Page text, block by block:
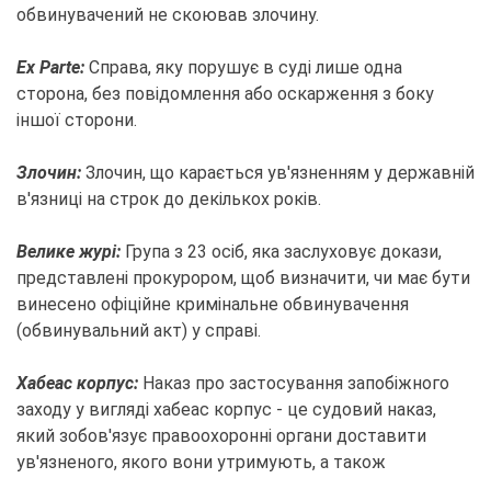
обвинувачений не скоював злочину.
Ex Parte: Справа, яку порушує в суді лише одна
сторона, без повідомлення або оскарження з боку
іншої сторони.
Злочин: Злочин, що карається ув'язненням у державній
в'язниці на строк до декількох років.
Велике журі: Група з 23 осіб, яка заслуховує докази,
представлені прокурором, щоб визначити, чи має бути
винесено офіційне кримінальне обвинувачення
(обвинувальний акт) у справі.
Хабеас корпус: Наказ про застосування запобіжного
заходу у вигляді хабеас корпус - це судовий наказ,
який зобов'язує правоохоронні органи доставити
ув'язненого, якого вони утримують, а також